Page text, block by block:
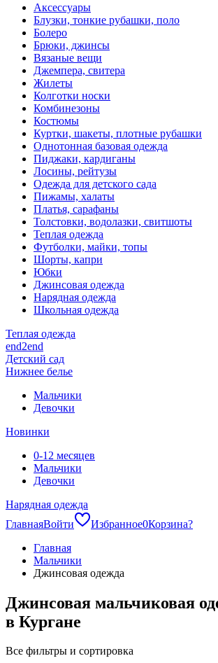
Аксессуары
Блузки, тонкие рубашки, поло
Болеро
Брюки, джинсы
Вязаные вещи
Джемпера, свитера
Жилеты
Колготки носки
Комбинезоны
Костюмы
Куртки, шакеты, плотные рубашки
Однотонная базовая одежда
Пиджаки, кардиганы
Лосины, рейтузы
Одежда для детского сада
Пижамы, халаты
Платья, сарафаны
Толстовки, водолазки, свитшоты
Теплая одежда
Футболки, майки, топы
Шорты, капри
Юбки
Джинсовая одежда
Нарядная одежда
Школьная одежда
Теплая одежда
end2end
Детский сад
Нижнее белье
Мальчики
Девочки
Новинки
0-12 месяцев
Мальчики
Девочки
Нарядная одежда
ГлавнаяВойти Избранное0Корзина?
Главная
Мальчики
Джинсовая одежда
Джинсовая мальчиковая
в Кургане
Все фильтры и сортировка